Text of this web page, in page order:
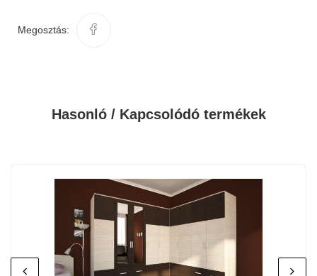
Megosztás:
Hasonló / Kapcsolódó termékek